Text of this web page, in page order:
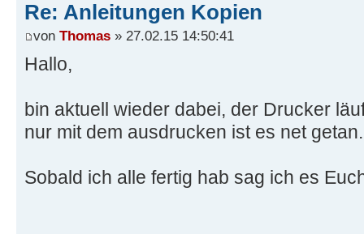
Re: Anleitungen Kopien
von Thomas » 27.02.15 14:50:41
Hallo,
bin aktuell wieder dabei, der Drucker
nur mit dem ausdrucken ist es net getan.
Sobald ich alle fertig hab sag ich es